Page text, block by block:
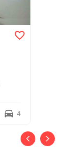
4